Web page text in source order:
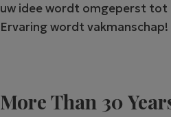
uw idee wordt omgeperst tot
Ervaring wordt vakmanschap!
More Than 30